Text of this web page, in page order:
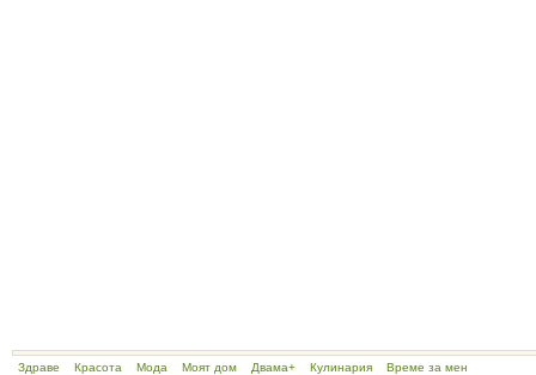
Здраве Красота Мода Моят дом Двама+ Кулинария Време за мен